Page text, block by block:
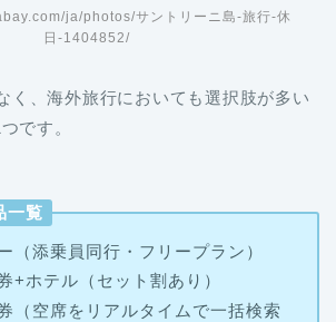
ja/photos/サントリーニ島-旅行-休
日-1404852/
く、海外旅行においても選択肢が多い
です。
一覧
（添乗員同行・フリープラン）
+ホテル（セット割あり）
（空席をリアルタイムで一括検索